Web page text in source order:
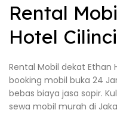
Rental
Hotel
Rental Mobil dekat Ethan
booking mobil buka 24
bebas biaya jasa sopir.
sewa mobil murah di